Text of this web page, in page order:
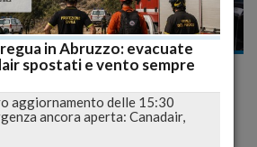
Bay 2025: Pescara si
capitale mondiale
in Abruzzo: evacuate
spostati e vento sempre
aggiornamento delle 15:30
ancora aperta: Canadair,